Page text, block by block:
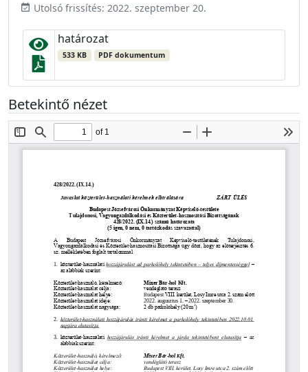
event_available Utolsó frissítés: 2022. szeptember 20.
határozat
533 KB PDF dokumentum
Betekintő nézet